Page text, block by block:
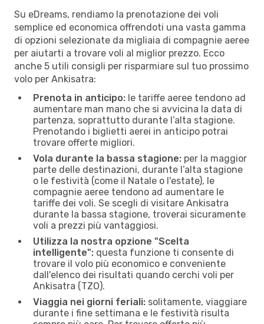
Su eDreams, rendiamo la prenotazione dei voli
semplice ed economica offrendoti una vasta gamma
di opzioni selezionate da migliaia di compagnie aeree
per aiutarti a trovare voli al miglior prezzo. Ecco
anche 5 utili consigli per risparmiare sul tuo prossimo
volo per Ankisatra:
Prenota in anticipo: le tariffe aeree tendono ad
aumentare man mano che si avvicina la data di
partenza, soprattutto durante l’alta stagione.
Prenotando i biglietti aerei in anticipo potrai
trovare offerte migliori.
Vola durante la bassa stagione: per la maggior
parte delle destinazioni, durante l’alta stagione
o le festività (come il Natale o l'estate), le
compagnie aeree tendono ad aumentare le
tariffe dei voli. Se scegli di visitare Ankisatra
durante la bassa stagione, troverai sicuramente
voli a prezzi più vantaggiosi.
Utilizza la nostra opzione "Scelta
intelligente": questa funzione ti consente di
trovare il volo più economico e conveniente
dall'elenco dei risultati quando cerchi voli per
Ankisatra (TZO).
Viaggia nei giorni feriali: solitamente, viaggiare
durante i fine settimana e le festività risulta